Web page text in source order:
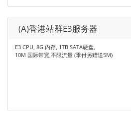
(A)香港站群E3服务器
E3 CPU, 8G 内存, 1TB SATA硬盘,
10M 国际带宽,不限流量 (季付另赠送5M)